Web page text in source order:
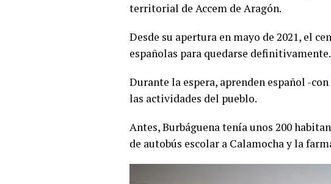
territorial de Accem de Aragón.
Desde su apertura en mayo de 2021, el
españolas para quedarse
Durante la espera, aprenden español -
las actividades del pueblo.
Antes, Burbáguena tenía unos 200
de autobús escolar a Calamocha y la